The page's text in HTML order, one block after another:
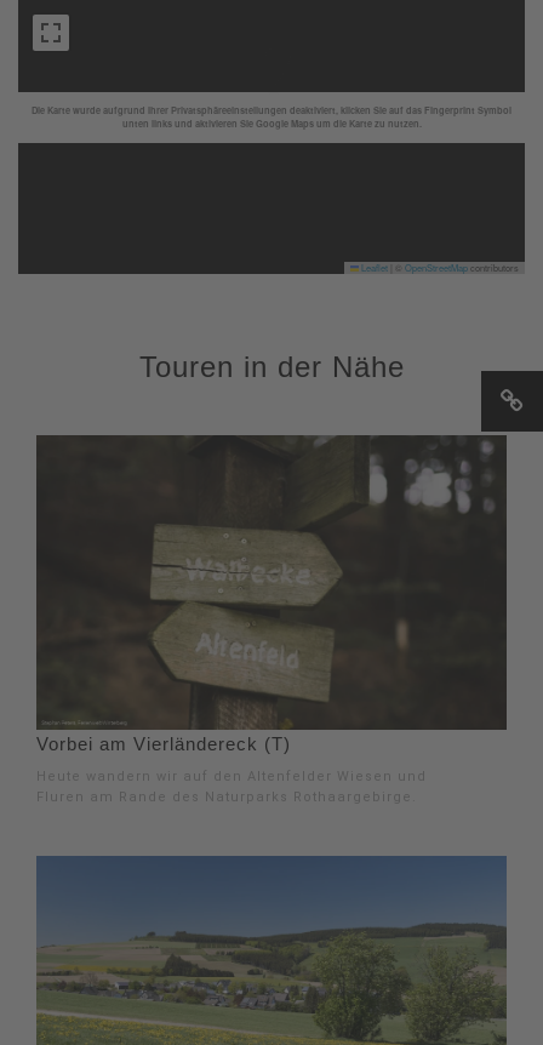
Die Karte wurde aufgrund Ihrer Privatsphäreeinstellungen deaktiviert, klicken Sie auf das Fingerprint Symbol
unten links und aktivieren Sie Google Maps um die Karte zu nutzen.
Leaflet OpenStreetMapcontributors
Touren in der Nähe
Vorbei am Vierländereck (T)
Heute wandern wir auf den Altenfelder Wiesen und
Fluren am Rande des Naturparks Rothaargebirge.